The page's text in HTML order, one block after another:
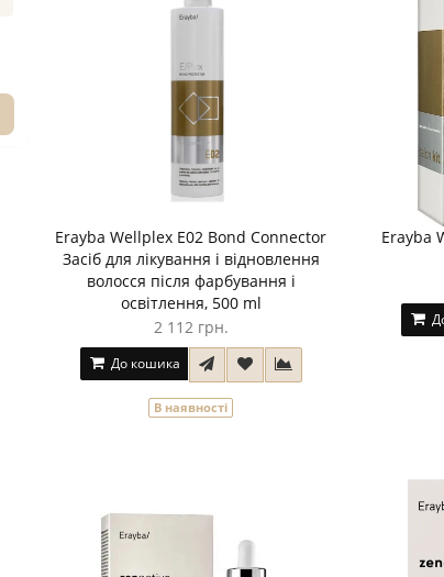
Erayba Wellplex E02 Bond Connector
Засіб для лікування і відновлення
волосся після фарбування і
освітлення, 500 ml
2 112 грн.
До кошика
В наявності
Erayba